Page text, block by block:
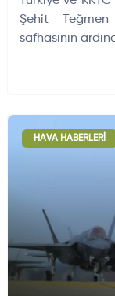
Şehit
safhasının
HAVA HABERLERI
Dünyadan